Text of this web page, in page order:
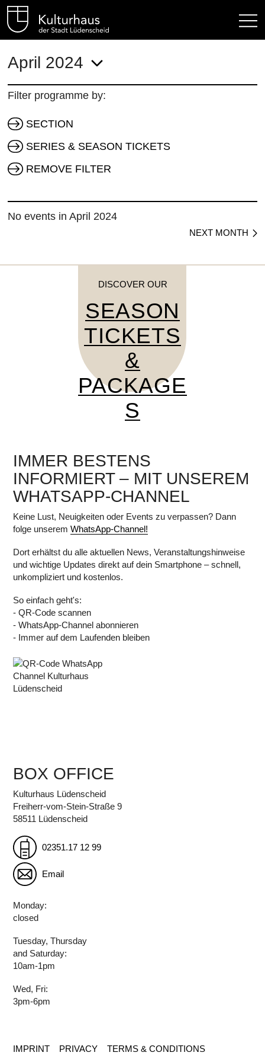
Kulturhaus Lüdenscheid
April 2024
Filter programme by:
SECTION
SERIES & SEASON TICKETS
REMOVE FILTER
No events in April 2024
NEXT MONTH
DISCOVER OUR
SEASON
TICKETS
&
PACKAGE
S
IMMER BESTENS
INFORMIERT – MIT UNSEREM
WHATSAPP-CHANNEL
Keine Lust, Neuigkeiten oder Events zu verpassen? Dann
folge unserem WhatsApp-Channel!
Dort erhältst du alle aktuellen News, Veranstaltungshinweise
und wichtige Updates direkt auf dein Smartphone – schnell,
unkompliziert und kostenlos.
So einfach geht's:
- QR-Code scannen
- WhatsApp-Channel abonnieren
- Immer auf dem Laufenden bleiben
IMPRINT PRIVACY TERMS & CONDITIONS
BOX OFFICE
Kulturhaus Lüdenscheid
Freiherr-vom-Stein-Straße 9
58511 Lüdenscheid
02351.17 12 99
Email
Monday:
closed
Tuesday, Thursday
and Saturday:
10am-1pm
Wed, Fri:
3pm-6pm